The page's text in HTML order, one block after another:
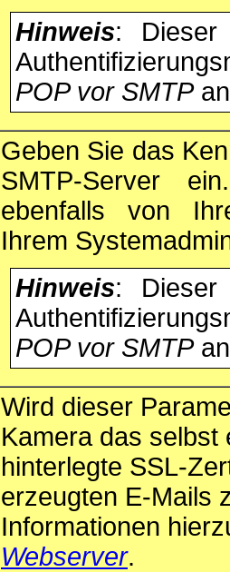
Hinweis: Dieser
POP vor SMTP
Geben Sie das
SMTP-Server
ebenfalls von
Ihrem
Hinweis: Dieser
POP vor SMTP
Wird dieser
Kamera das selbst
hinterlegte SSL-
erzeugten E-Mails
Informationen
Webserver.